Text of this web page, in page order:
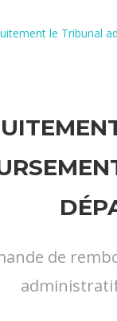
le Tribunal
de